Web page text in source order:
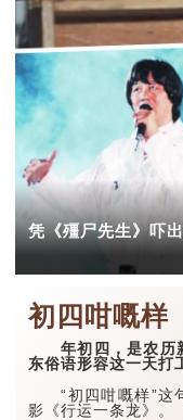
凭《殭尸先生》吓
初四咁嘅样
年初四，是农历新
东俗语形容这一天打
“初四咁嘅样”这
影《行运一条龙》。